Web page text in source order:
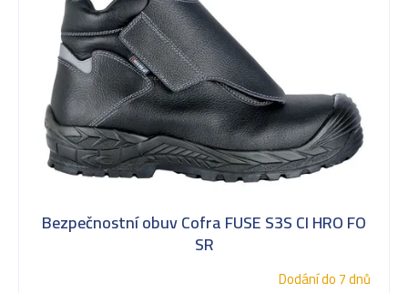
Bezpečnostní obuv Cofra FUSE S3S CI HRO FO
SR
Dodání do 7 dnů